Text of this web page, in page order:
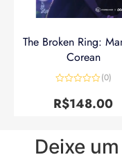
The Broken Ring:
Corean
0
de
(0)
R$148.00
Deixe